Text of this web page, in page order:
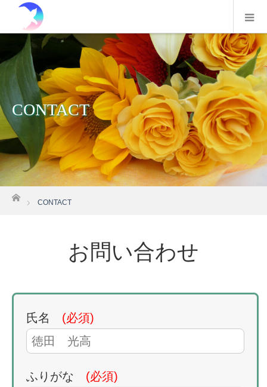
CONTACT
CONTACT
お問い合わせ
氏名 (必須)
ふりがな (必須)